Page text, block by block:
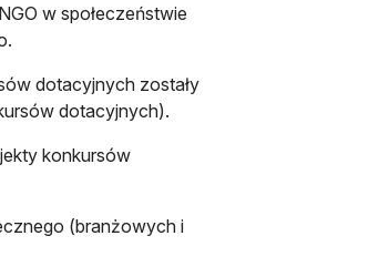
w społeczeństwie
dotacyjnych zostały
dotacyjnych).
konkursów
(branżowych i